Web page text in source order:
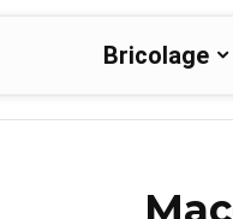
Bricolage